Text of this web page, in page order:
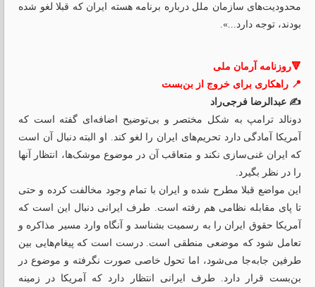
محدودیت‌های سازمان ملل درباره برنامه هسته ایران که قبلا لغو شده
بودند، توجه دارد...».
🔻روزنامه آرمان ملی
📍 راهکاری برای خروج از بن‌بست
✍️ عبدالرضا فرجی‌راد
دونالد ترامپ به شکل مختصر و بی‌توضیح اضافه‌ای گفته است که
آمریکا آمادگی دارد تحریم‌های ایران را لغو کند. او البته دنبال آن است
که ایران غنی‌سازی نکند و متعاقب آن در موضوع موشک‌ها، انتظار آنها
را در نظر بگیرد.
این مواضع قبلا مطرح شده و ایران با تمام وجود مخالفت کرده و حتی
تا پای مقابله نظامی هم رفته است. طرف ایرانی ‌دنبال این است که
آمریکا حقوق ایران را به رسمیت بشناسد و آنگاه وارد مسیر مذاکره و
تعامل شود که موضعی منطقی است. درست است که پیغام‌هایی بین
طرفین جابه‌جا می‌شود، اما تحول خاصی صورت نگرفته و موضوع در
بن‌بست قرار دارد. طرف ایرانی انتظار دارد که آمریکا در زمینه